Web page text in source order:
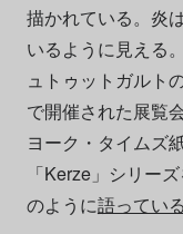
描かれている。炎
いるように見える
ュトゥットガルト
で開催された展覧
ヨーク・タイムズ
「Kerze」シリー
のように語っている